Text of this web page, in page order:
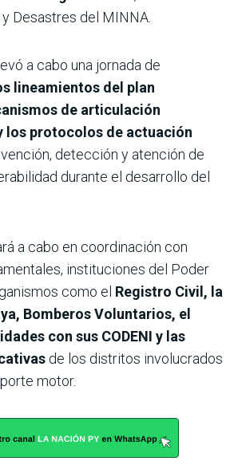
Desastres del MINNA.
a cabo una jornada de
lineamientos del plan
de articulación
protocolos de actuación
detección y atención de
durante el desarrollo del
a cabo en coordinación con
instituciones del Poder
como el Registro Civil, la
Bomberos Voluntarios, el
con sus CODENI y las
de los distritos involucrados
motor.